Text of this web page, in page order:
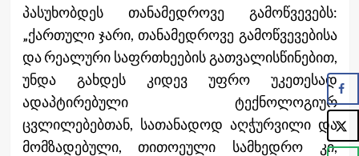
პასუხობდეს თანამედროვე გამოწვევებს:
„ქართული ჯარი, თანამედროვე გამოწვევებისა
და რეალური საფრთხეების გათვალისწინებით,
უნდა გახდეს კიდევ უფრო უკეთესად
ადაპტირებული ტექნოლოგიურ
ცვლილებებთან, სათანადოდ აღჭურვილი და
მომზადებული, თითოეული სამხედრო კი,